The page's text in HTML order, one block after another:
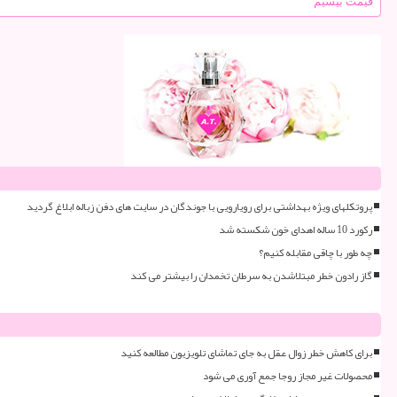
پروتکلهای ویژه بهداشتی برای رویارویی با جوندگان در سایت های دفن زباله ابلاغ گردید
رکورد 10 ساله اهدای خون شکسته شد
چه طور با چاقی مقابله کنیم؟
گاز رادون خطر مبتلاشدن به سرطان تخمدان را بیشتر می کند
برای کاهش خطر زوال عقل به جای تماشای تلویزیون مطالعه کنید
محصولات غیر مجاز روجا جمع آوری می شود